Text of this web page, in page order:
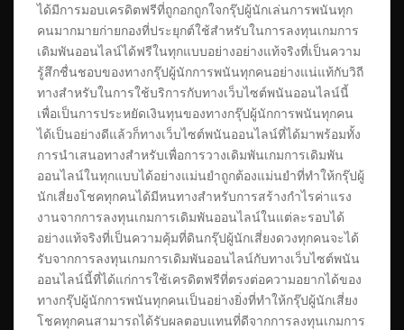
ได้มีการมอบเครดิตฟรีที่ถูกอกถูกใจกรุ๊ปผู้นักเล่นการพนันทุก
คนมากมายก่ายกองที่ประยุกต์ใช้สำหรับในการลงทุนเกมการ
เดิมพันออนไลน์ได้ฟรีในทุกแบบอย่างอย่างแท้จริงที่เป็นความ
รู้สึกชื่นชอบของทางกรุ๊ปผู้นักการพนันทุกคนอย่างแน่แท้กับวิถี
ทางสำหรับในการใช้บริการกับทางเว็บไซต์พนันออนไลน์นี้
เพื่อเป็นการประหยัดเงินทุนของทางกรุ๊ปผู้นักการพนันทุกคน
ได้เป็นอย่างดีแล้วก็ทางเว็บไซต์พนันออนไลน์ที่ได้มาพร้อมทั้ง
การนำเสนอทางสำหรับเพื่อการวางเดิมพันเกมการเดิมพัน
ออนไลน์ในทุกแบบได้อย่างแม่นยำถูกต้องแม่นยำที่ทำให้กรุ๊ปผู้
นักเสี่ยงโชคทุกคนได้มีหนทางสำหรับการสร้างกำไรค่าแรง
งานจากการลงทุนเกมการเดิมพันออนไลน์ในแต่ละรอบได้
อย่างแท้จริงที่เป็นความคุ้มที่ดินกรุ๊ปผู้นักเสี่ยงดวงทุกคนจะได้
รับจากการลงทุนเกมการเดิมพันออนไลน์กับทางเว็บไซต์พนัน
ออนไลน์นี้ที่ได้แก่การใช้เครดิตฟรีที่ตรงต่อความอยากได้ของ
ทางกรุ๊ปผู้นักการพนันทุกคนเป็นอย่างยิ่งที่ทำให้กรุ๊ปผู้นักเสี่ยง
โชคทุกคนสามารถได้รับผลตอบแทนที่ดีจากการลงทุนเกมการ